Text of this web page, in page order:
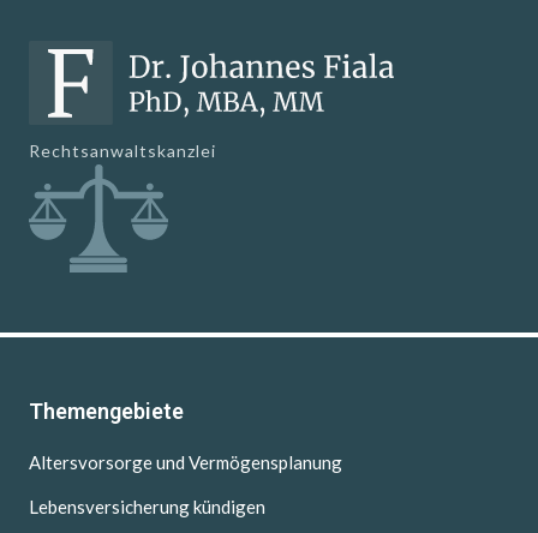
Rechtsanwaltskanzlei
Themengebiete
Altersvorsorge und Vermögensplanung
Lebensversicherung kündigen